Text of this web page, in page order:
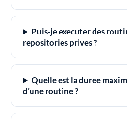
Puis-je executer des
repositories prives ?
Quelle est la duree
d’une routine ?